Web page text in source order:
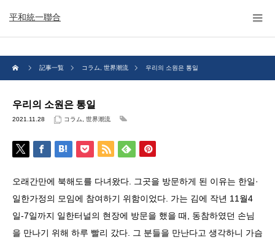
平和統一聯合
記事一覧 コラム 世界潮流 우리의 소원은 통일
우리의 소원은 통일
2021.11.28 コラム 世界潮流
오래간만에 북해도를 다녀왔다. 그곳을 방문하게 된 이유는 한일·
일한가정의 모임에 참여하기 위함이었다. 가는 김에 작년 11월4
일-7일까지 일한터널의 현장에 방문을 했을 때, 동참하였던 손님
을 만나기 위해 하루 빨리 갔다. 그 분들을 만난다고 생각하니 가슴